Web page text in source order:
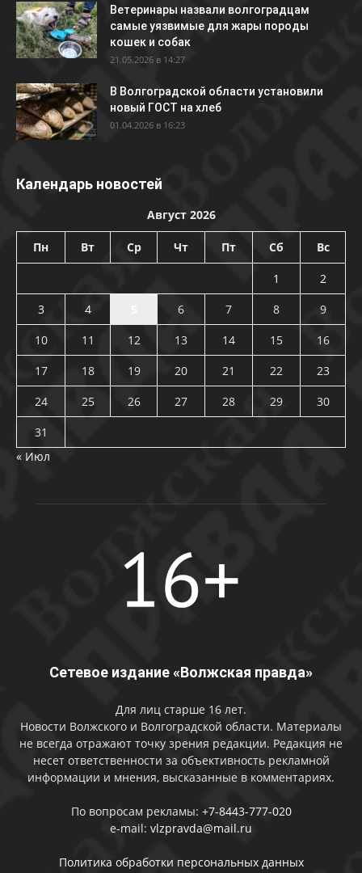
Ветеринары назвали волгоградцам
самые уязвимые для жары породы
кошек и собак
21.05.2026 в 14:27
В Волгоградской области установили
новый ГОСТ на хлеб
01.04.2026 в 16:23
Календарь новостей
Август 2026
Пн Вт Ср Чт Пт Сб Вс
1
2
3
4 6 7 8
9
10
11 12 13 14 15
16
17
18 19 20 21 22
23
24
25 26 27 28 29
30
31
« Июл
Сетевое издание «Волжская правда»
Для лиц старше 16 лет.
Новости Волжского и Волгоградской области. Материалы
не всегда отражают точку зрения редакции. Редакция не
несет ответственности за объективность рекламной
информации и мнения, высказанные в комментариях.
По вопросам рекламы: +7-8443-777-020
e-mail: vlzpravda@mail.ru
Политика обработки персональных данных